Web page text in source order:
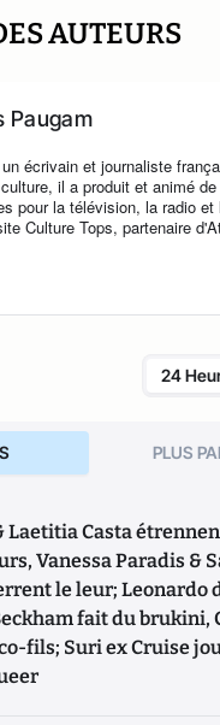
AUTEURS
Paugam
écrivain et journaliste
il a produit et animé
pour la télévision, la radio et
Culture Tops, partenaire
24
PLUS
Laetitia Casta
Vanessa Paradis &
le leur; Leonardo
fait du brukini,
fils; Suri ex Cruise